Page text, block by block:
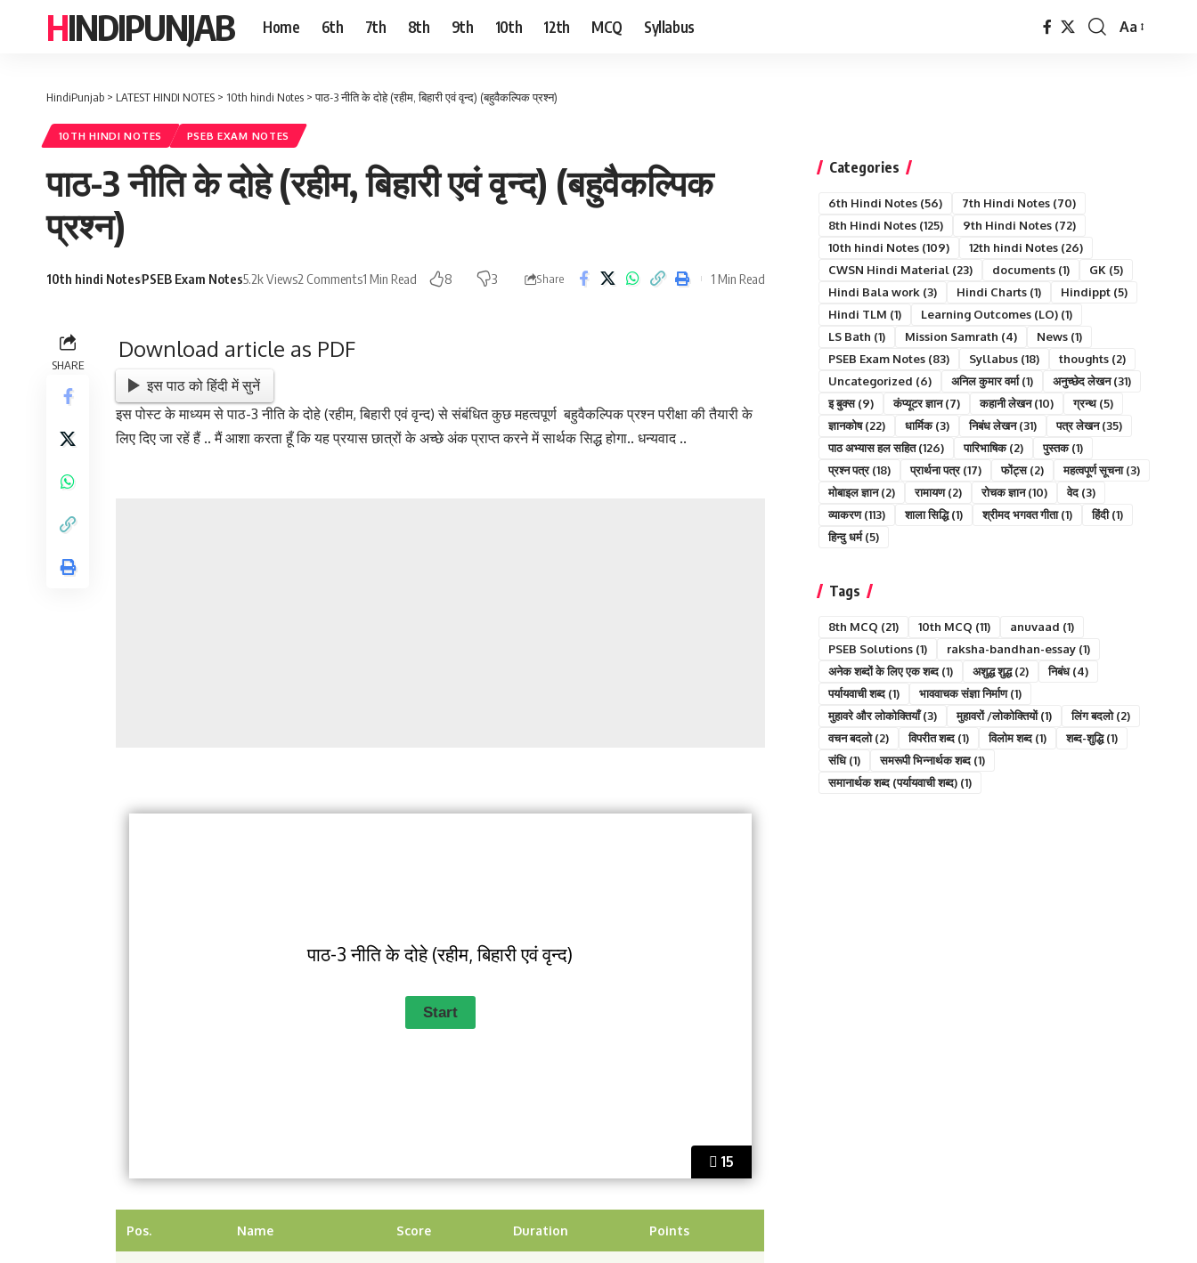
HINDIPUNJAB Home 6th 7th 8th 9th 10th 12th MCQ Syllabus
Font
Aa
HindiPunjab > LATEST HINDI NOTES > 10th hindi Notes >पाठ-3 नीति के दोहे (रहीम, बिहारी एवं वृन्द) (बहुवैकल्पिक प्रश्न)
10TH HINDI NOTES PSEB EXAM NOTES
पाठ-3 नीति के दोहे (रहीम, बिहारी एवं वृन्द) (बहुवैकल्पिक
प्रश्न)
10th hindi NotesPSEB Exam Notes5.2k Views2 Comments1 Min Read 8 3 Share 1 Min Read
SHARE
Download article as PDF
इस पाठ को हिंदी में सुनें
इस पोस्ट के माध्यम से पाठ-3 नीति के दोहे (रहीम, बिहारी एवं वृन्द) से संबंधित कुछ महत्वपूर्ण बहुवैकल्पिक प्रश्न परीक्षा की तैयारी के
लिए दिए जा रहें हैं .. मैं आशा करता हूँ कि यह प्रयास छात्रों के अच्छे अंक प्राप्त करने में सार्थक सिद्ध होगा.. धन्यवाद ..
15
पाठ-3 नीति के दोहे (रहीम, बिहारी एवं वृन्द)
Pos. Name Score Duration Points
Categories
6th Hindi Notes(56) 7th Hindi Notes(70)
8th Hindi Notes(125) 9th Hindi Notes(72)
10th hindi Notes(109) 12th hindi Notes(26)
CWSN Hindi Material(23) documents(1) GK (5)
Hindi Bala work(3) Hindi Charts(1) Hindippt(5)
Hindi TLM (1) Learning Outcomes (LO)(1)
LS Bath (1) Mission Samrath (4) News(1)
PSEB Exam Notes(83) Syllabus(18) thoughts(2)
Uncategorized (6) अनिल कुमार वर्मा(1) अनुच्छेद लेखन(31)
इ बुक्स(9) कंप्यूटर ज्ञान(7) कहानी लेखन(10) ग्रन्थ(5)
ज्ञानकोष(22) धार्मिक(3) निबंध लेखन(31) पत्र लेखन(35)
पाठ अभ्यास हल सहित(126) पारिभाषिक(2) पुस्तक(1)
प्रश्न पत्र(18) प्रार्थना पत्र(17) फोंट्स(2) महत्वपूर्ण सूचना(3)
मोबाइल ज्ञान(2) रामायण(2) रोचक ज्ञान(10) वेद(3)
व्याकरण(113) शाला सिद्धि(1) श्रीमद भगवत गीता(1) हिंदी(1)
हिन्दु धर्म(5)
Tags
8th MCQ (21) 10th MCQ (11) anuvaad (1)
PSEB Solutions(1) raksha-bandhan-essay(1)
अनेक शब्दों के लिए एक शब्द(1) अशुद्ध शुद्ध(2) निबंध(4)
पर्यायवाची शब्द(1) भाववाचक संज्ञा निर्माण(1)
मुहावरे और लोकोक्तियाँ(3) मुहावरों /लोकोक्तियों(1) लिंग बदलो(2)
वचन बदलो(2) विपरीत शब्द(1) विलोम शब्द(1) शब्द-शुद्धि(1)
संधि(1) समरूपी भिन्नार्थक शब्द(1)
समानार्थक शब्द (पर्यायवाची शब्द)(1)